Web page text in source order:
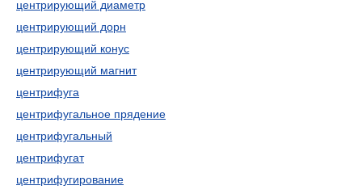
центрирующий диаметр
центрирующий дорн
центрирующий конус
центрирующий магнит
центрифуга
центрифугальное прядение
центрифугальный
центрифугат
центрифугирование